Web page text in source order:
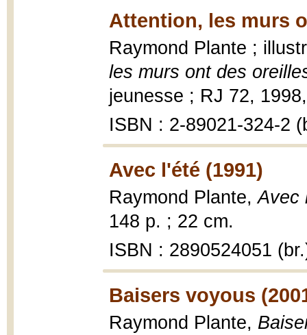
Attention, les murs
Raymond Plante ;
les murs ont des
jeunesse ; RJ 72,
ISBN : 2-89021-324-2
Avec l'été (1991)
Raymond Plante,Avec
148 p. ; 22 cm.
ISBN : 2890524051
Baisers voyous
Raymond Plante,